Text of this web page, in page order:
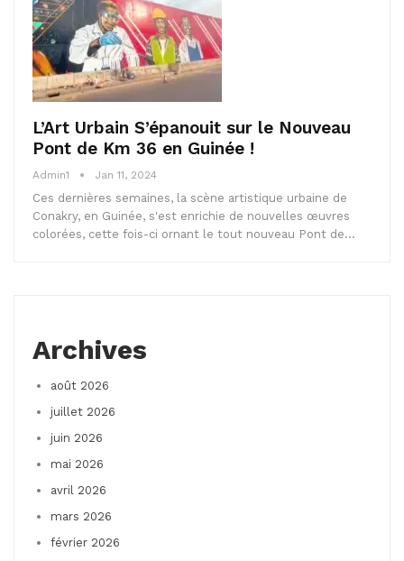
L’Art Urbain S’épanouit sur le Nouveau
Pont de Km 36 en Guinée !
Admin1 Jan 11, 2024
Ces dernières semaines, la scène artistique urbaine de
Conakry, en Guinée, s'est enrichie de nouvelles œuvres
colorées, cette fois-ci ornant le tout nouveau Pont de…
Archives
août 2026
juillet 2026
juin 2026
mai 2026
avril 2026
mars 2026
février 2026